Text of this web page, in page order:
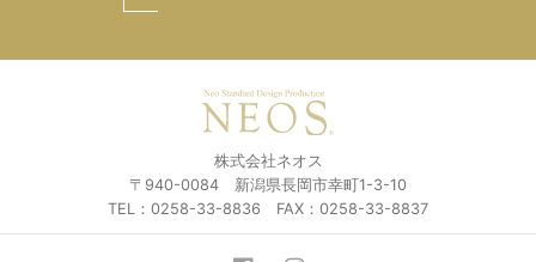
株式会社ネオス
〒940-0084 新潟県長岡市幸町1-3-10
TEL：0258-33-8836 FAX：0258-33-8837